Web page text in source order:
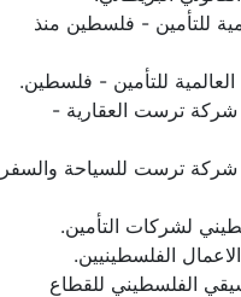
للتأمين - فلسطين منذ
للتأمين - فلسطين.
ترست العقارية -
ترست للسياحة والسفر
لشركات التأمين.
الفلسطينيين.
الفلسطيني للقطاع